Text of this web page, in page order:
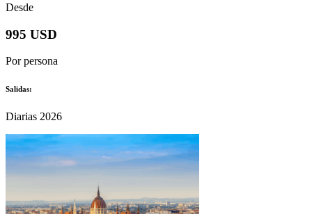
Desde
995 USD
Por persona
Salidas:
Diarias 2026